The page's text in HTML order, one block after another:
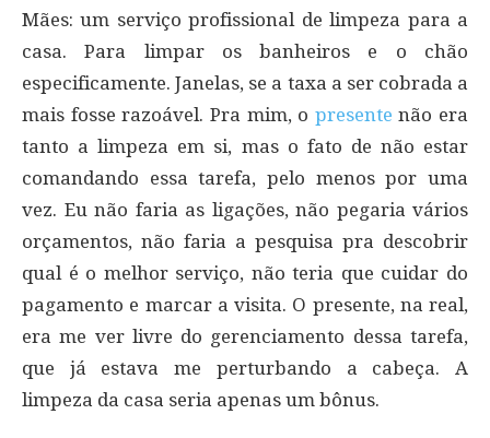
Mães: um serviço profissional de limpeza para a
casa. Para limpar os banheiros e o chão
especificamente. Janelas, se a taxa a ser cobrada a
mais fosse razoável. Pra mim, o presentenão era
tanto a limpeza em si, mas o fato de não estar
comandando essa tarefa, pelo menos por uma
vez. Eu não faria as ligações, não pegaria vários
orçamentos, não faria a pesquisa pra descobrir
qual é o melhor serviço, não teria que cuidar do
pagamento e marcar a visita. O presente, na real,
era me ver livre do gerenciamento dessa tarefa,
que já estava me perturbando a cabeça. A
limpeza da casa seria apenas um bônus.